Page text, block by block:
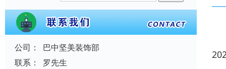
公司：
巴中坚美装饰部
联系：
罗先生